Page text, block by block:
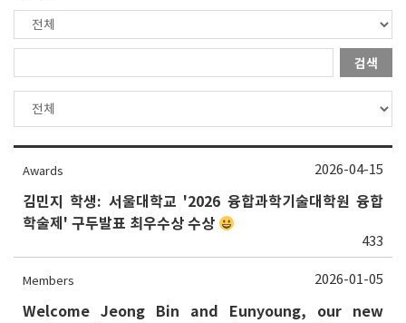
검색
Awards
김민지 학생: 서울대학교 '2026 융합과학기술대학원 융합
학술제' 구두발표 최우수상 수상
433
2026-04-15
Members
Welcome Jeong Bin and Eunyoung, our new
2026-01-05